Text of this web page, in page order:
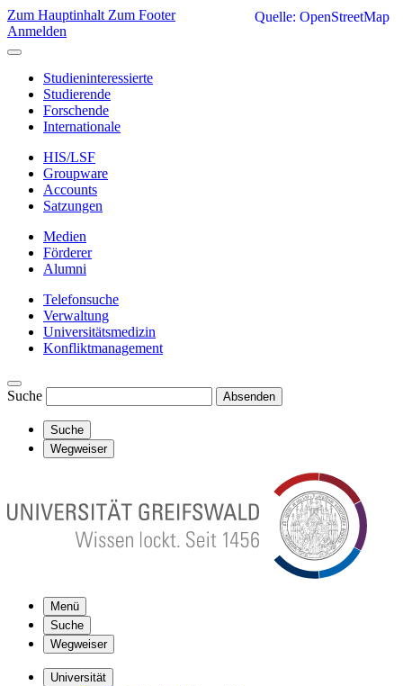
Zum Hauptinhalt Zum Footer
Anmelden
Studieninteressierte
Studierende
Forschende
Internationale
HIS/LSF
Groupware
Accounts
Satzungen
Medien
Förderer
Alumni
Telefonsuche
Verwaltung
Universitätsmedizin
Konfliktmanagement
Suche Absenden
Suche
Wegweiser
Menü
Suche
Wegweiser
Universität
Quelle: OpenStreetMap